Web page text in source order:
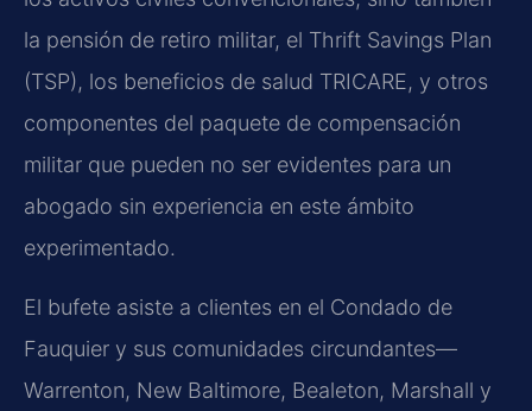
la pensión de retiro militar, el Thrift Savings Plan
(TSP), los beneficios de salud TRICARE, y otros
componentes del paquete de compensación
militar que pueden no ser evidentes para un
abogado sin experiencia en este ámbito
experimentado.
El bufete asiste a clientes en el Condado de
Fauquier y sus comunidades circundantes—
Warrenton, New Baltimore, Bealeton, Marshall y